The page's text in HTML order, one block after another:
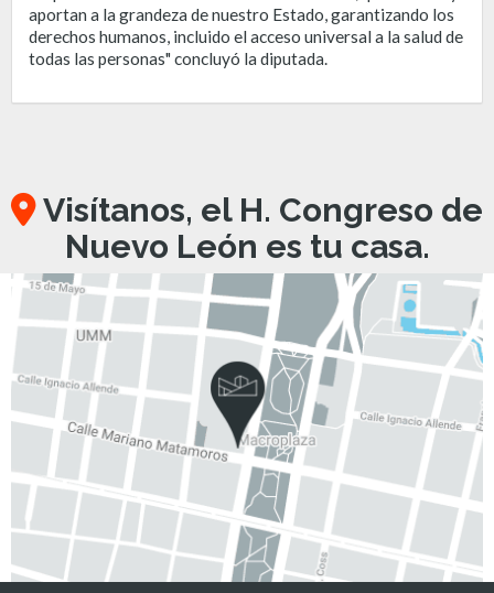
aportan a la grandeza de nuestro Estado, garantizando los
derechos humanos, incluido el acceso universal a la salud de
todas las personas" concluyó la diputada.
Visítanos, el H. Congreso de
Nuevo León es tu casa.